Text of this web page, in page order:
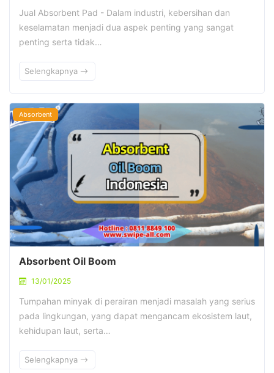
Jual Absorbent Pad - Dalam industri, kebersihan dan
keselamatan menjadi dua aspek penting yang sangat
penting serta tidak…
Selengkapnya
Absorbent
Absorbent Oil Boom
13/01/2025
Tumpahan minyak di perairan menjadi masalah yang serius
pada lingkungan, yang dapat mengancam ekosistem laut,
kehidupan laut, serta…
Selengkapnya